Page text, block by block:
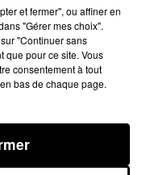
DU 12/02/2024
et fermer", ou affiner en
"Gérer mes choix".
"Continuer sans
que pour ce site. Vous
consentement à tout
bas de chaque page.